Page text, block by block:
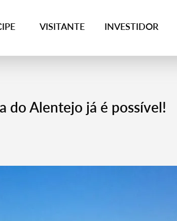
VISITANTE INVESTIDOR
do Alentejo já é possível!